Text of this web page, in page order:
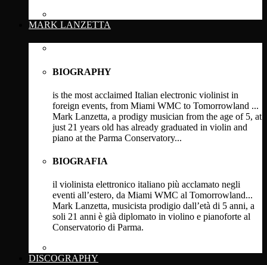
MARK LANZETTA
BIOGRAPHY
is the most acclaimed Italian electronic violinist in
foreign events, from Miami WMC to Tomorrowland ...
Mark Lanzetta, a prodigy musician from the age of 5, at
just 21 years old has already graduated in violin and
piano at the Parma Conservatory...
BIOGRAFIA
il violinista elettronico italiano più acclamato negli
eventi all’estero, da Miami WMC al Tomorrowland...
Mark Lanzetta, musicista prodigio dall’età di 5 anni, a
soli 21 anni è già diplomato in violino e pianoforte al
Conservatorio di Parma.
DISCOGRAPHY